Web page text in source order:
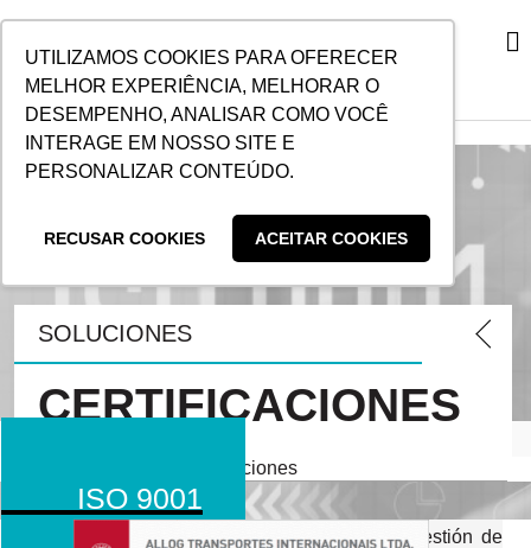
UTILIZAMOS COOKIES PARA OFERECER
MELHOR EXPERIÊNCIA, MELHORAR O
DESEMPENHO, ANALISAR COMO VOCÊ
INTERAGE EM NOSSO SITE E
PERSONALIZAR CONTEÚDO.
RECUSAR COOKIES ACEITAR COOKIES
SOLUCIONES
CERTIFICACIONES
Certificaciones
ISO 9001
La certificación tiene como objetivo mejorar la gestión de